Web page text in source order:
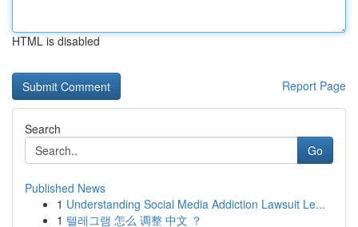
HTML is disabled
Report Page
Search
Go
Published News
1 Understanding Social Media Addiction Lawsuit Le...
1 텔레그램 怎么 调整 中文 ？